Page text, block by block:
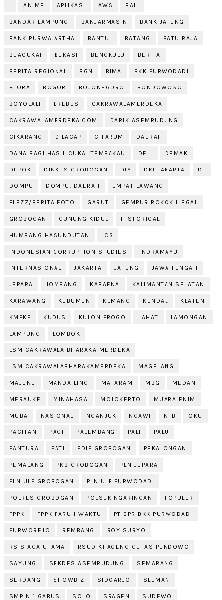
ANIME APLIKASI AWS BALI
BANDAR LAMPUNG BANJARMASIN BANK JATENG
BANK PURWA ARTHA BANTUL BATANG BATU RAJA
BEACUKAI BEKASI BENGKULU BERITA
BERITA REGIONAL BGN BIMA BKK PURWODADI
BLORA BOGOR BOJONEGORO BONDOWOSO
BOYOLALI BREBES CAKRAWALAMERDEKA
CAKRAWALAMERDEKA.COM CARIK ASEMRUDUNG
CIKARANG CILACAP CITARUM DAERAH
DANA BAGI HASIL CUKAI TEMBAKAU DELI DEMAK
DEPOK DINKES GROBOGAN DIY DKI JAKARTA DL
DOMPU DOMPU. DAERAH EMPAT LAWANG
FLEZZ/BERITA FOTO GARUT GEMPUR ROKOK ILEGAL
GROBOGAN GUNUNG KIDUL HISTORICAL
HUMBANG HASUNDUTAN ICS
INDONESIAN CORRUPTION STUDIES INDRAMAYU
INTERNASIONAL JAKARTA JATENG JAWA TENGAH
JEPARA JOMBANG KABAENA KALIMANTAN SELATAN
KARAWANG KEBUMEN KEMANG KENDAL KLATEN
KMPKP KUDUS KULON PROGO LAHAT LAMONGAN
LAMPUNG LOMBOK
LSM CAKRAWALA BHARAKA MERDEKA
LSM CAKRAWALABHARAKAMERDEKA MAGELANG
MAJENE MANDAILING MATARAM MBG MEDAN
MERAUKE MINAHASA MOJOKERTO MUARA ENIM
MUBA NASIONAL NGANJUK NGAWI NTB OKU
PACITAN PAGI PALEMBANG PALI PALU
PANTURA PATI PDIP GROBOGAN PEKALONGAN
PEMALANG PKB GROBOGAN PLN JEPARA
PLN ULP GROBOGAN PLN ULP PURWODADI
POLRES GROBOGAN POLSEK NGARINGAN POPULER
PPPK PPPK PARUH WAKTU PT BPR BKK PURWODADI
PURWOREJO REMBANG ROY SURYO
RS SIAGA UTAMA RSUD KI AGENG GETAS PENDOWO
SAYUNG SEKDES ASEMRUDUNG SEMARANG
SERDANG SHOWBIZ SIDOARJO SLEMAN
SMP N 1 GABUS SOLO SRAGEN SUDEWO